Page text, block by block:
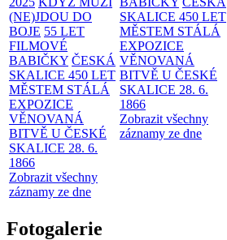
(NE)JDOU DO
BOJE 55 LET
FILMOVÉ
BABIČKY ČESKÁ
SKALICE 450 LET
MĚSTEM STÁLÁ
EXPOZICE
VĚNOVANÁ
BITVĚ U ČESKÉ
SKALICE 28. 6.
1866
Zobrazit všechny
záznamy ze dne
SKALICE 450 LET
MĚSTEM STÁLÁ
EXPOZICE
VĚNOVANÁ
BITVĚ U ČESKÉ
SKALICE 28. 6.
1866
Zobrazit všechny
záznamy ze dne
Fotogalerie